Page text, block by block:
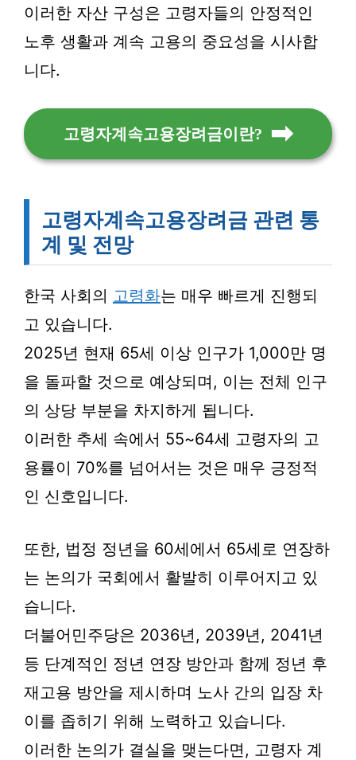
이러한 자산 구성은 고령자들의 안정적인
노후 생활과 계속 고용의 중요성을 시사합
니다.
고령자계속고용장려금이란?
고령자계속고용장려금 관련 통
계 및 전망
한국 사회의 고령화는 매우 빠르게 진행되
고 있습니다.
2025년 현재 65세 이상 인구가 1,000만 명
을 돌파할 것으로 예상되며, 이는 전체 인구
의 상당 부분을 차지하게 됩니다.
이러한 추세 속에서 55~64세 고령자의 고
용률이 70%를 넘어서는 것은 매우 긍정적
인 신호입니다.
또한, 법정 정년을 60세에서 65세로 연장하
는 논의가 국회에서 활발히 이루어지고 있
습니다.
더불어민주당은 2036년, 2039년, 2041년
등 단계적인 정년 연장 방안과 함께 정년 후
재고용 방안을 제시하며 노사 간의 입장 차
이를 좁히기 위해 노력하고 있습니다.
이러한 논의가 결실을 맺는다면, 고령자 계